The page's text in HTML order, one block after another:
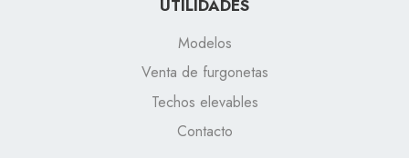
UTILIDADES
Modelos
Venta de furgonetas
Techos elevables
Contacto